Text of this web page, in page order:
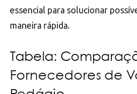
essencial para solucionar
maneira rápida.
Tabela:
Fornecedores de